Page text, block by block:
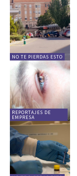
NO TE PIERDAS ESTO
REPORTAJES DE
EMPRESA